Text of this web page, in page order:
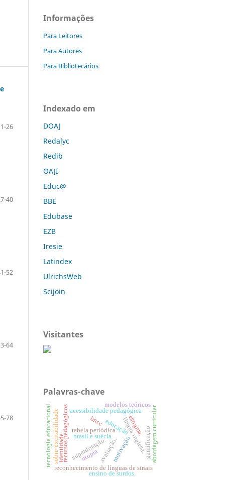
26
40
52
64
78
Informações
Para Leitores
Para Autores
Para Bibliotecários
Indexado em
DOAJ
Redalyc
Redib
OAJI
Educ@
BBE
Edubase
EZB
Iresie
Latindex
UlrichsWeb
Scijoin
Visitantes
Palavras-chave
educação
tabela periódica
recursos pedagógicos língua inglesa.
brasil e suécia.
reconhecimento de línguas de sinais
estigma.
superdotação.motivação
utopiaavaliação.
tecnologia educacional gamificação
acessibilidade pedagógica
ensino de surdos.
identidade.
sobre-excitabilidade abordagem curricular
bncc
modelos teóricos